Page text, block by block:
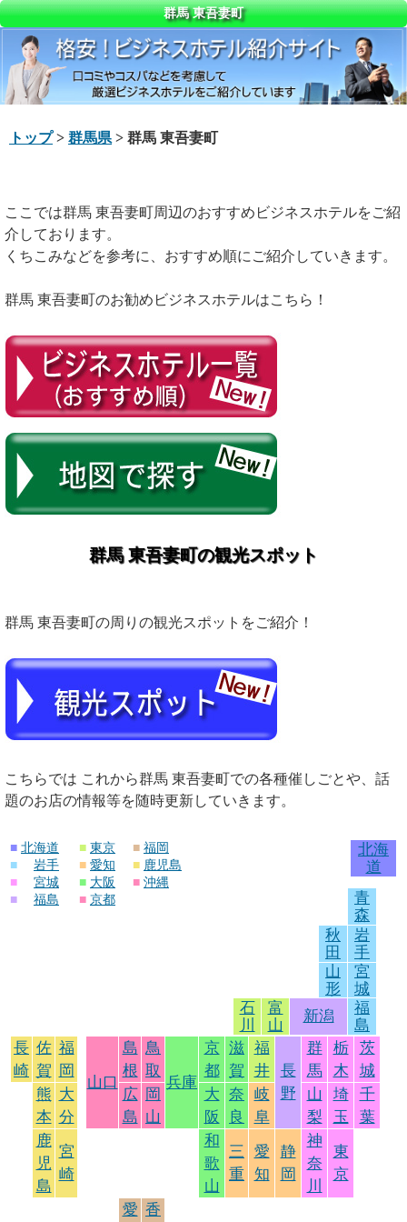
群馬 東吾妻町
トップ> 群馬県 > 群馬 東吾妻町
ここでは群馬 東吾妻町周辺のおすすめビジネスホテルをご紹
介しております。
くちこみなどを参考に、おすすめ順にご紹介していきます。
群馬 東吾妻町のお勧めビジネスホテルはこちら！
群馬 東吾妻町の観光スポット
群馬 東吾妻町の周りの観光スポットをご紹介！
こちらでは これから群馬 東吾妻町での各種催しごとや、話
題のお店の情報等を随時更新していきます。
■ 北海道
■
岩手
■
宮城
■
福島
■ 東京
■ 愛知
■ 大阪
■ 京都
■ 福岡
■ 鹿児島
■ 沖縄
北海
道
青
森
秋
田
岩
手
山
形
宮
城
石
川
富
山
新潟
福
島
長
崎
佐
賀
福
岡
山口
島
根
鳥
取
兵庫
京
都
滋
賀
福
井
長
野
群
馬
栃
木
茨
城
熊
本
大
分
広
島
岡
山
大
阪
奈
良
岐
阜
山
梨
埼
玉
千
葉
鹿
児
島
宮
崎
和
歌
山
三
重
愛
知
静
岡
神
奈
川
東
京
愛 香